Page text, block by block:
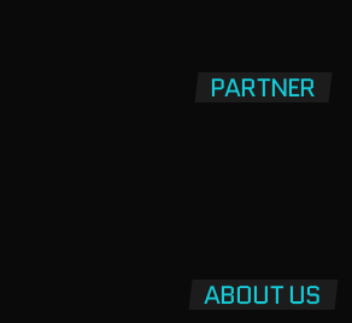
PARTNER
ABOUT US